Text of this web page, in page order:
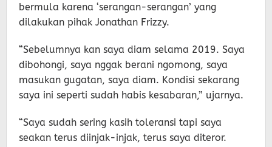
bermula karena ‘serangan-serangan’ yang
dilakukan pihak Jonathan Frizzy.
“Sebelumnya kan saya diam selama 2019. Saya
dibohongi, saya nggak berani ngomong, saya
masukan gugatan, saya diam. Kondisi sekarang
saya ini seperti sudah habis kesabaran,” ujarnya.
“Saya sudah sering kasih toleransi tapi saya
seakan terus diinjak-injak, terus saya diteror.